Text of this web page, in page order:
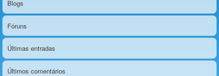
Blogs
Fóruns
Últimas entradas
Últimos comentários